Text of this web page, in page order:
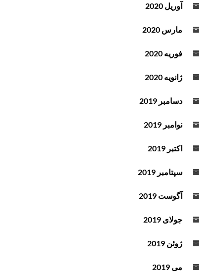
آوریل 2020
مارس 2020
فوریه 2020
ژانویه 2020
دسامبر 2019
نوامبر 2019
اکتبر 2019
سپتامبر 2019
آگوست 2019
جولای 2019
ژوئن 2019
می 2019